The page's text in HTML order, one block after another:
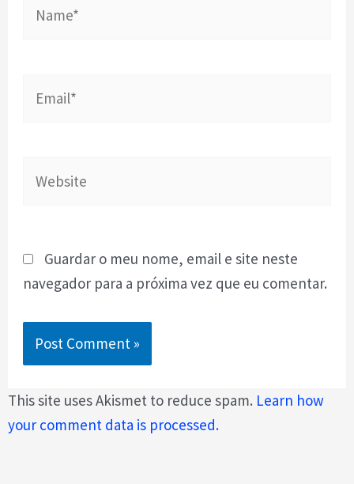
Guardar o meu nome, email e site neste
navegador para a próxima vez que eu comentar.
This site uses Akismet to reduce spam. Learn how
your comment data is processed.